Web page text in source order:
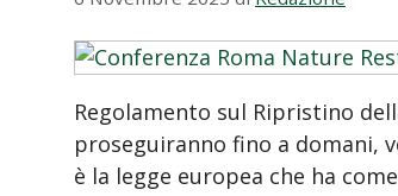
Regolamento sul Ripristino
proseguiranno fino a domani,
è la legge europea che ha